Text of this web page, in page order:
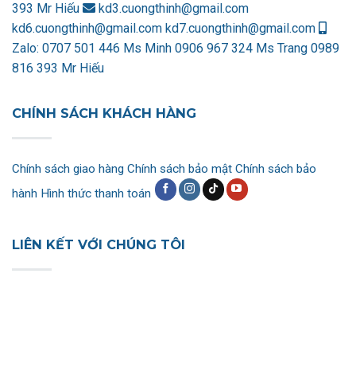
393 Mr Hiếu
kd3.cuongthinh@gmail.com
kd6.cuongthinh@gmail.com kd7.cuongthinh@gmail.com
Zalo: 0707 501 446 Ms Minh 0906 967 324 Ms Trang 0989
816 393 Mr Hiếu
CHÍNH SÁCH KHÁCH HÀNG
Chính sách giao hàng Chính sách bảo mật Chính sách bảo
hành Hình thức thanh toán
LIÊN KẾT VỚI CHÚNG TÔI